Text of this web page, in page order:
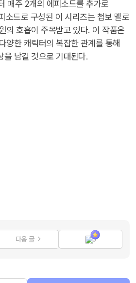
매주 2개의 에피소드를 추가로
소드로 구성된 이 시리즈는 첩보 멜로
의 호흡이 주목받고 있다. 이 작품은
양한 캐릭터의 복잡한 관계를 통해
을 남길 것으로 기대된다.
다음 글 3